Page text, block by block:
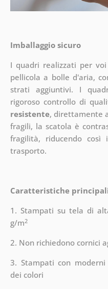
Imballaggio sicuro
I quadri realizzati per
pellicola a bolle d'aria,
strati aggiuntivi. I
rigoroso controllo di
resistente, direttamente
fragili, la scatola è
fragilità, riducendo
trasporto.
Caratteristiche
1. Stampati su tela di
g/m2
2. Non richiedono cornici
3. Stampati con
dei colori